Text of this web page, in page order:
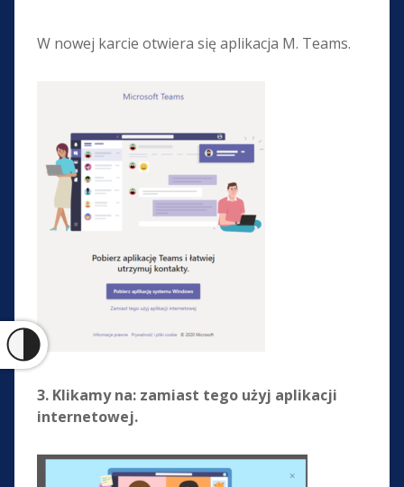
W nowej karcie otwiera się aplikacja M. Teams.
3. Klikamy na: zamiast tego użyj aplikacji
internetowej.